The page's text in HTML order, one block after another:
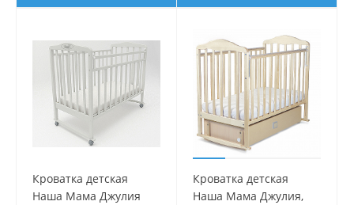
Кроватка детская
Наша Мама Джулия
Кроватка детская
Наша Мама Джулия,